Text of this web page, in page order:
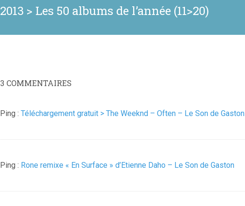
Article
2013 > Les 50 albums de l’année (11>20)
3 COMMENTAIRES
Ping : Téléchargement gratuit > The Weeknd – Often – Le Son de Gaston
Ping : Rone remixe « En Surface » d’Etienne Daho – Le Son de Gaston